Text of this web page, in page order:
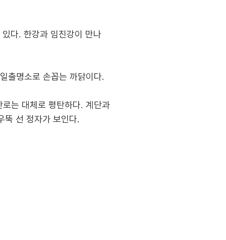
다. 한강과 임진강이 만나
출명소로 손꼽는 까닭이다.
는 대체로 평탄하다. 계단과
뚝 선 정자가 보인다.